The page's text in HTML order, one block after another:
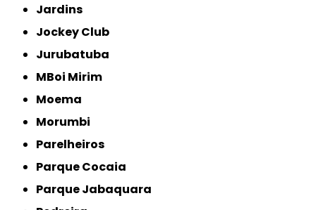
Jardins
Jockey Club
Jurubatuba
MBoi Mirim
Moema
Morumbi
Parelheiros
Parque Cocaia
Parque Jabaquara